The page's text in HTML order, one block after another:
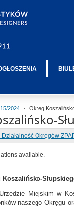
15/2024 Okreg
Działalność Okręgów
available.
Koszalińsko-
Miejskim w
naszego Okręgu